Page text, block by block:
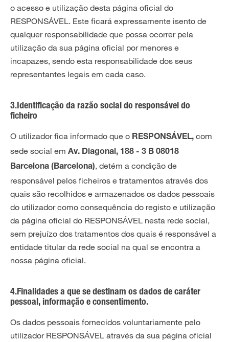
o acesso e utilização desta página oficial do
RESPONSÁVEL. Este ficará expressamente isento de
qualquer responsabilidade que possa ocorrer pela
utilização da sua página oficial por menores e
incapazes, sendo esta responsabilidade dos seus
representantes legais em cada caso.
3.Identificação da razão social do responsável do
ficheiro
O utilizador fica informado que o RESPONSÁVEL, com
sede social em Av. Diagonal, 188 - 3 B 08018
Barcelona (Barcelona), detém a condição de
responsável pelos ficheiros e tratamentos através dos
quais são recolhidos e armazenados os dados pessoais
do utilizador como consequência do registo e utilização
da página oficial do RESPONSÁVEL nesta rede social,
sem prejuízo dos tratamentos dos quais é responsável a
entidade titular da rede social na qual se encontra a
nossa página oficial.
4.Finalidades a que se destinam os dados de caráter
pessoal, informação e consentimento.
Os dados pessoais fornecidos voluntariamente pelo
utilizador RESPONSÁVEL através da sua página oficial